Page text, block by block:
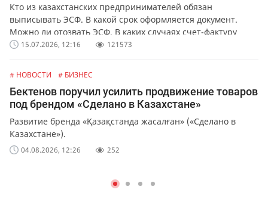
Кто из казахстанских предпринимателей обязан
выписывать ЭСФ. В какой срок оформляется документ.
Можно ли отозвать ЭСФ. В каких случаях счет-фактуру
можно выписать в бумажной форме.
15.07.2026, 12:16 121573
# НОВОСТИ # БИЗНЕС
Бектенов поручил усилить продвижение товаров
под брендом «Сделано в Казахстане»
Развитие бренда «Қазақстанда жасалған» («Сделано в
Казахстане»).
04.08.2026, 12:26 252